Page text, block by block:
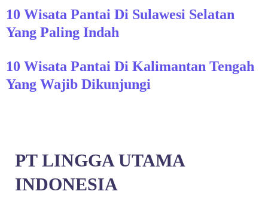
10 Wisata Pantai Di Sulawesi Selatan
Yang Paling Indah
10 Wisata Pantai Di Kalimantan Tengah
Yang Wajib Dikunjungi
PT LINGGA UTAMA
INDONESIA